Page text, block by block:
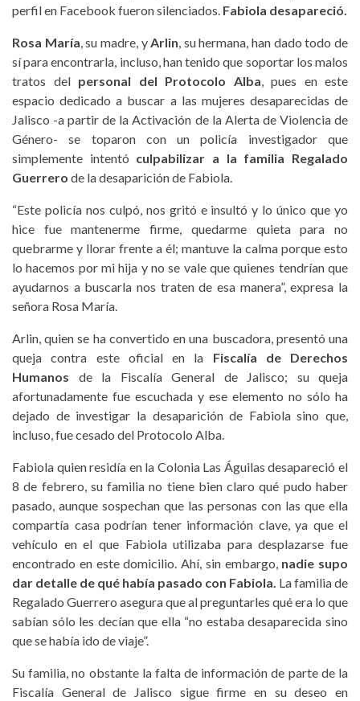
perfil en Facebook fueron silenciados. Fabiola desapareció.
Rosa María, su madre, yArlin, su hermana, han dado todo de
sí para encontrarla, incluso, han tenido que soportar los malos
tratos del personal del Protocolo Alba, pues en este
espacio dedicado a buscar a las mujeres desaparecidas de
Jalisco -a partir de la Activación de la Alerta de Violencia de
Género- se toparon con un policía investigador que
simplemente intentó culpabilizar a la familia Regalado
Guerrero de la desaparición de Fabiola.
“Este policía nos culpó, nos gritó e insultó y lo único que yo
hice fue mantenerme firme, quedarme quieta para no
quebrarme y llorar frente a él; mantuve la calma porque esto
lo hacemos por mi hija y no se vale que quienes tendrían que
ayudarnos a buscarla nos traten de esa manera”, expresa la
señora Rosa María.
Arlin, quien se ha convertido en una buscadora, presentó una
queja contra este oficial en la Fiscalía de Derechos
Humanos de la Fiscalía General de Jalisco; su queja
afortunadamente fue escuchada y ese elemento no sólo ha
dejado de investigar la desaparición de Fabiola sino que,
incluso, fue cesado del Protocolo Alba.
Fabiola quien residía en la Colonia Las Águilas desapareció el
8 de febrero, su familia no tiene bien claro qué pudo haber
pasado, aunque sospechan que las personas con las que ella
compartía casa podrían tener información clave, ya que el
vehículo en el que Fabiola utilizaba para desplazarse fue
encontrado en este domicilio. Ahí, sin embargo, nadie supo
dar detalle de qué había pasado con Fabiola. La familia de
Regalado Guerrero asegura que al preguntarles qué era lo que
sabían sólo les decían que ella “no estaba desaparecida sino
que se había ido de viaje”.
Su familia, no obstante la falta de información de parte de la
Fiscalía General de Jalisco sigue firme en su deseo en